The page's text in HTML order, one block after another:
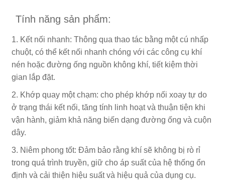
Tính năng sản phẩm:
1. Kết nối nhanh: Thông qua thao tác bằng một cú nhấp
chuột, có thể kết nối nhanh chóng với các công cụ khí
nén hoặc đường ống nguồn không khí, tiết kiệm thời
gian lắp đặt.
2. Khớp quay một chạm: cho phép khớp nối xoay tự do
ở trạng thái kết nối, tăng tính linh hoạt và thuận tiện khi
vận hành, giảm khả năng biến dạng đường ống và cuộn
dây.
3. Niêm phong tốt: Đảm bảo rằng khí sẽ không bị rò rỉ
trong quá trình truyền, giữ cho áp suất của hệ thống ổn
định và cải thiện hiệu suất và hiệu quả của dụng cụ.